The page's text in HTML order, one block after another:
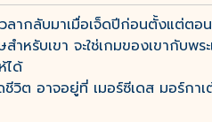
ลากลับมาเมื่อเจ็ดปีก่อนตั้งแต่ตอ
หรับเขา จะใช่เกมของเขากับพ
ได้
ต อาจอยู่ที่ เมอร์ซีเดส มอร์ก